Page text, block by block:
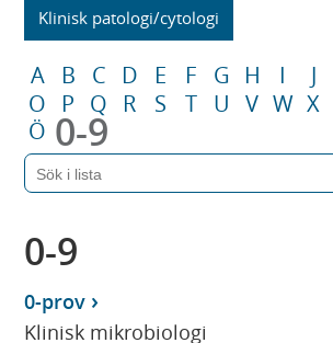
Klinisk patologi/cytologi
A B C D E F G H I J
O
P Q R S T U V W X
Ö 0-9
0-9
0-prov
Klinisk mikrobiologi